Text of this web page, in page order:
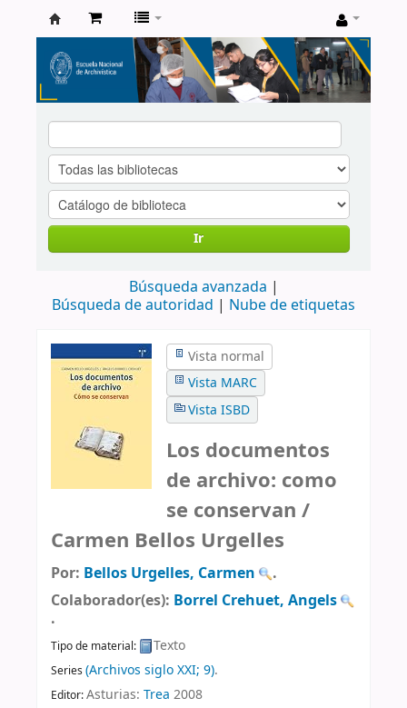
Catálogo
de
Biblioteca
ENA
Ir
Búsqueda avanzada
Búsqueda de autoridad
Nube de etiquetas
Vista normal
Vista MARC
Vista ISBD
Los documentos
de archivo: como
se conservan /
Carmen Bellos Urgelles
Por: Bellos Urgelles, Carmen
.
Colaborador(es): Borrel Crehuet, Angels
.
Tipo de material: Texto
Series (Archivos siglo XXI; 9).
Editor:Asturias: Trea 2008